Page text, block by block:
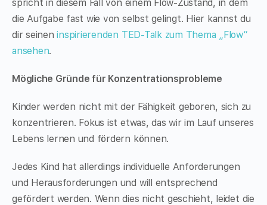
spricht in diesem Fall von einem Flow-Zustand, in dem
die Aufgabe fast wie von selbst gelingt. Hier kannst du
dir seineninspirierenden TED-Talk zum Thema „Flow“
ansehen.
Mögliche Gründe für Konzentrationsprobleme
Kinder werden nicht mit der Fähigkeit geboren, sich zu
konzentrieren. Fokus ist etwas, das wir im Lauf unseres
Lebens lernen und fördern können.
Jedes Kind hat allerdings individuelle Anforderungen
und Herausforderungen und will entsprechend
gefördert werden. Wenn dies nicht geschieht, leidet die